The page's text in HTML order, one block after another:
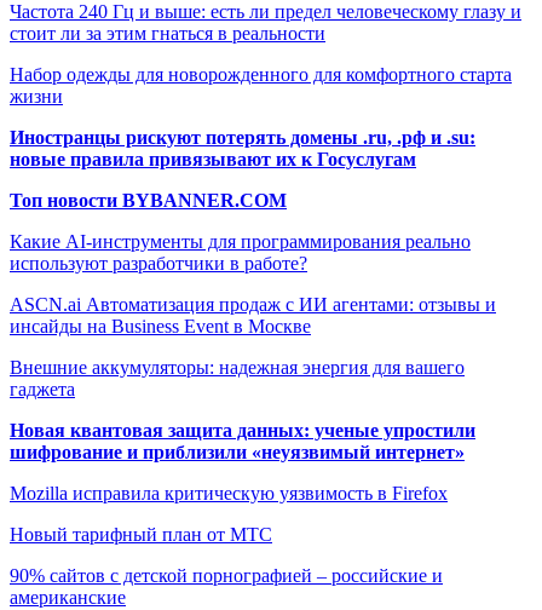
Частота 240 Гц и выше: есть ли предел человеческому глазу и
стоит ли за этим гнаться в реальности
Набор одежды для новорожденного для комфортного старта
жизни
Иностранцы рискуют потерять домены .ru, .рф и .su:
новые правила привязывают их к Госуслугам
Топ новости BYBANNER.COM
Какие AI-инструменты для программирования реально
используют разработчики в работе?
ASCN.ai Автоматизация продаж с ИИ агентами: отзывы и
инсайды на Business Event в Москве
Внешние аккумуляторы: надежная энергия для вашего
гаджета
Новая квантовая защита данных: ученые упростили
шифрование и приблизили «неуязвимый интернет»
Mozilla исправила критическую уязвимость в Firefox
Новый тарифный план от МТС
90% сайтов с детской порнографией – российские и
американские